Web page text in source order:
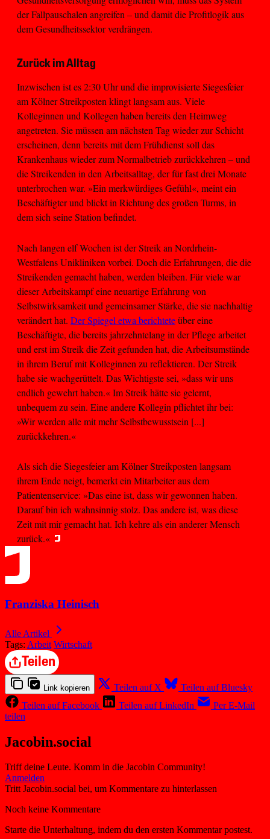
der Fallpauschalen angreifen – und damit die Profitlogik aus
dem Gesundheitssektor verdrängen.
Zurück im Alltag
Inzwischen ist es 2:30 Uhr und die improvisierte Siegesfeier
am Kölner Streikposten klingt langsam aus. Viele
Kolleginnen und Kollegen haben bereits den Heimweg
angetreten. Sie müssen am nächsten Tag wieder zur Schicht
erscheinen, denn bereits mit dem Frühdienst soll das
Krankenhaus wieder zum Normalbetrieb zurückkehren – und
die Streikenden in den Arbeitsalltag, der für fast drei Monate
unterbrochen war. »Ein merkwürdiges Gefühl«, meint ein
Beschäftigter und blickt in Richtung des großen Turms, in
dem sich seine Station befindet.
Nach langen elf Wochen ist der Streik an Nordrhein-
Westfalens Unikliniken vorbei. Doch die Erfahrungen, die die
Streikenden gemacht haben, werden bleiben. Für viele war
dieser Arbeitskampf eine neuartige Erfahrung von
Selbstwirksamkeit und gemeinsamer Stärke, die sie nachhaltig
verändert hat. Der Spiegel etwa berichteteüber eine
Beschäftigte, die bereits jahrzehntelang in der Pflege arbeitet
und erst im Streik die Zeit gefunden hat, die Arbeitsumstände
in ihrem Beruf mit Kolleginnen zu reflektieren. Der Streik
habe sie wachgerüttelt. Das Wichtigste sei, »dass wir uns
endlich gewehrt haben.« Im Streik hätte sie gelernt,
unbequem zu sein. Eine andere Kollegin pflichtet ihr bei:
»Wir werden alle mit mehr Selbstbewusstsein [...]
zurückkehren.«
Als sich die Siegesfeier am Kölner Streikposten langsam
ihrem Ende neigt, bemerkt ein Mitarbeiter aus dem
Patientenservice: »Das eine ist, dass wir gewonnen haben.
Darauf bin ich wahnsinnig stolz. Das andere ist, was diese
Zeit mit mir gemacht hat. Ich kehre als ein anderer Mensch
zurück.«
Franziska Heinisch
Alle Artikel
Tags: Arbeit Wirtschaft
Teilen
Link kopieren Teilen auf X
Teilen auf Bluesky
Teilen auf Facebook
Teilen auf LinkedIn
Per E-Mail
teilen
Jacobin.social
Triff deine Leute. Komm in die Jacobin Community!